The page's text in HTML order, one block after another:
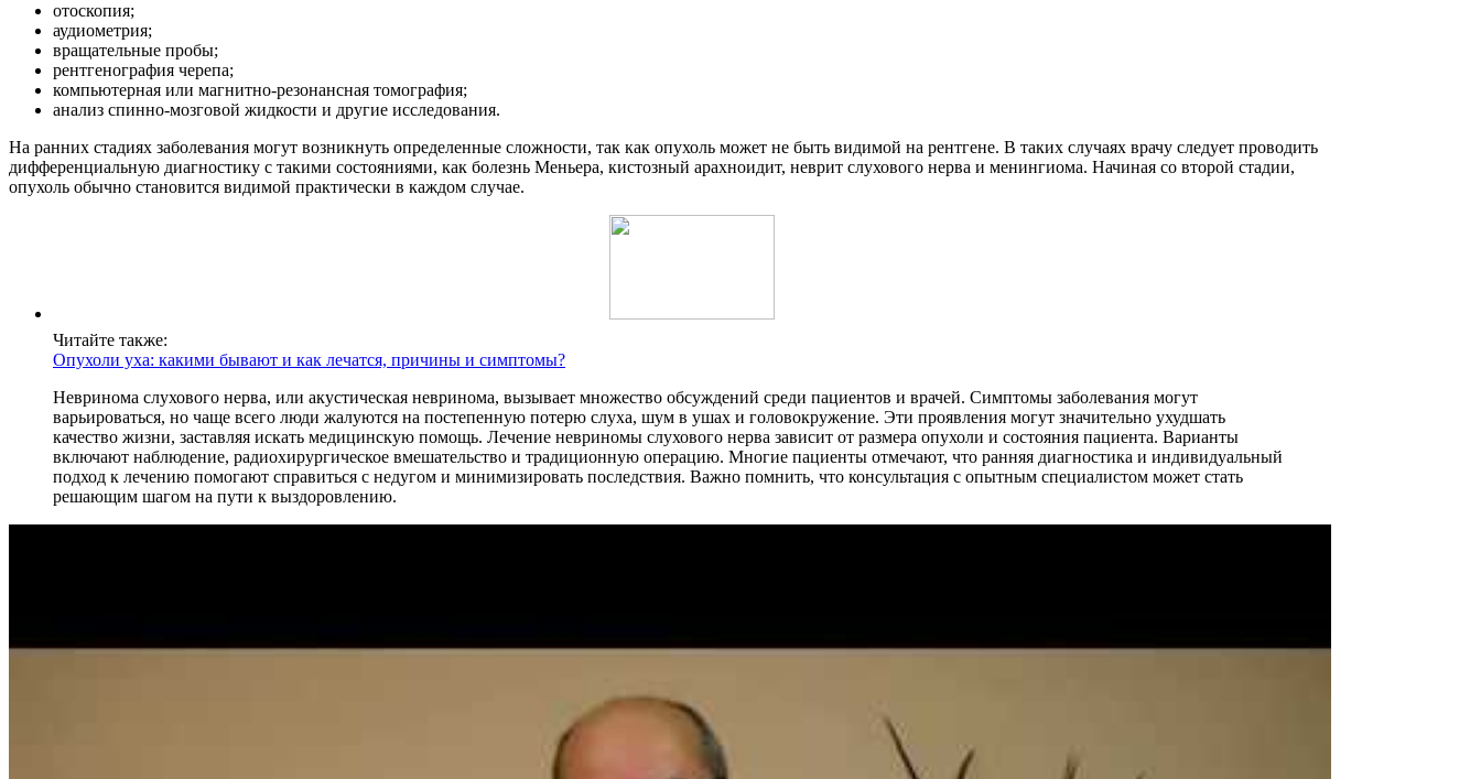
отоскопия;
аудиометрия;
вращательные пробы;
рентгенография черепа;
компьютерная или магнитно-резонансная томография;
анализ спинно-мозговой жидкости и другие исследования.
На ранних стадиях заболевания могут возникнуть определенные сложности, так как опухоль может не быть видимой на рентгене. В таких случаях врачу следует проводить
дифференциальную диагностику с такими состояниями, как болезнь Меньера, кистозный арахноидит, неврит слухового нерва и менингиома. Начиная со второй стадии,
опухоль обычно становится видимой практически в каждом случае.
Читайте также:
Опухоли уха: какими бывают и как лечатся, причины и симптомы?
Невринома слухового нерва, или акустическая невринома, вызывает множество обсуждений среди пациентов и врачей. Симптомы заболевания могут
варьироваться, но чаще всего люди жалуются на постепенную потерю слуха, шум в ушах и головокружение. Эти проявления могут значительно ухудшать
качество жизни, заставляя искать медицинскую помощь. Лечение невриномы слухового нерва зависит от размера опухоли и состояния пациента. Варианты
включают наблюдение, радиохирургическое вмешательство и традиционную операцию. Многие пациенты отмечают, что ранняя диагностика и индивидуальный
подход к лечению помогают справиться с недугом и минимизировать последствия. Важно помнить, что консультация с опытным специалистом может стать
решающим шагом на пути к выздоровлению.